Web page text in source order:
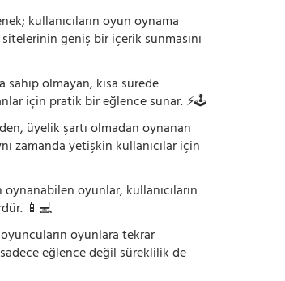
kullanıcıların oyun oynama
geniş bir içerik sunmasını
sahip olmayan, kısa sürede
için pratik bir eğlence sunar. ⚡🕹️
üyelik şartı olmadan oynanan
zamanda yetişkin kullanıcılar için
oyunlar, kullanıcıların
📱💻
oyunlara tekrar
eğlence değil süreklilik de